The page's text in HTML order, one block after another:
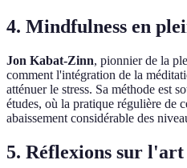
4. Mindfulness en
Jon Kabat-Zinn, pionnier de la
comment l'intégration de la
atténuer le stress. Sa méthode est
études, où la pratique régulière de
abaissement considérable des
5. Réflexions sur